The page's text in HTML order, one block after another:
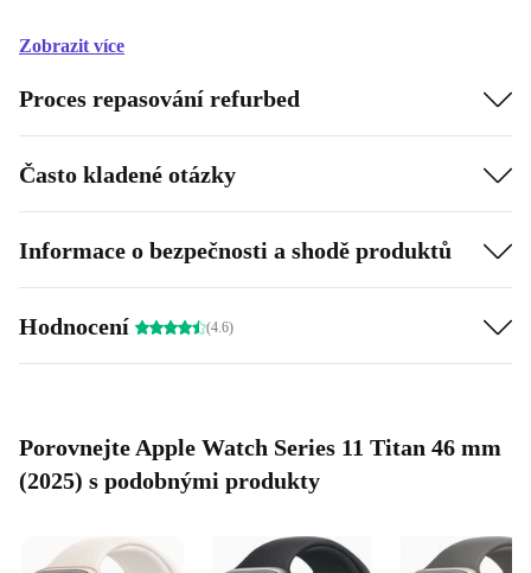
Zobrazit více
Proces repasování refurbed
Často kladené otázky
Informace o bezpečnosti a shodě produktů
Hodnocení (4.6)
Porovnejte Apple Watch Series 11 Titan 46 mm
(2025) s podobnými produkty